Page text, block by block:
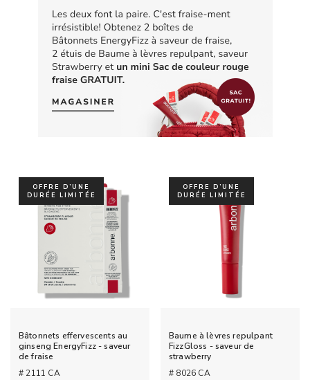
OFFRE D’UNE
DURÉE LIMITÉE
Bâtonnets effervescents au
ginseng EnergyFizz - saveur
de fraise
# 2111 CA
OFFRE D’UNE
DURÉE LIMITÉE
Baume à lèvres repulpant
FizzGloss - saveur de
strawberry
# 8026 CA